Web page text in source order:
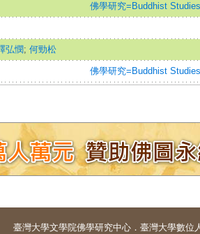
佛學研究=Buddhist
弘憫; 何勁松
佛學研究=Buddhist
臺灣大學文學院佛學研究中心 ． 臺灣大學數位